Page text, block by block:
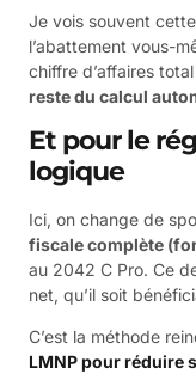
Je vois souvent
l’abattement vous-
chiffre d’affaires
reste du calcul
Et pour le
logique
Ici, on change de
fiscale complète
au 2042 C Pro. Ce
net, qu’il soit
C’est la méthode
LMNP pour réduire